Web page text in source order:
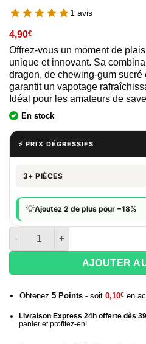
1 avis
4,90€
Offrez-vous un moment de
unique et innovant. Sa
dragon, de chewing-gum
garantit un vapotage
Idéal pour les amateurs de
En stock
⚡ PRIX DÉGRESSIFS
3+ PIÈCES
💡Ajoutez 2 de plus pour −18%
quantité de Eliquide White
AJOUTER
Obtenez 5Points- soit 0,10€ en
Livraison Express 24h offerte dès
panier et profitez-en!